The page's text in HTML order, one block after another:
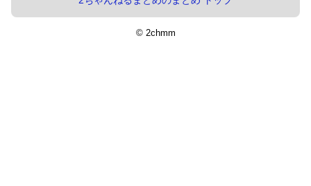
© 2chmm